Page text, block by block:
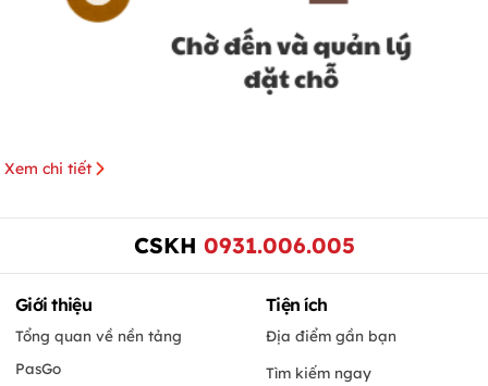
Xem chi tiết
CSKH 0931.006.005
Giới thiệu
Tổng quan về nền tảng
PasGo
Tiện ích
Địa điểm gần bạn
Tìm kiếm ngay